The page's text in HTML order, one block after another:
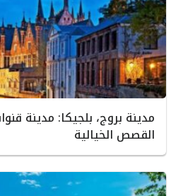
مدينة بروج، بلجيكا: مدينة
القصص الخيالية